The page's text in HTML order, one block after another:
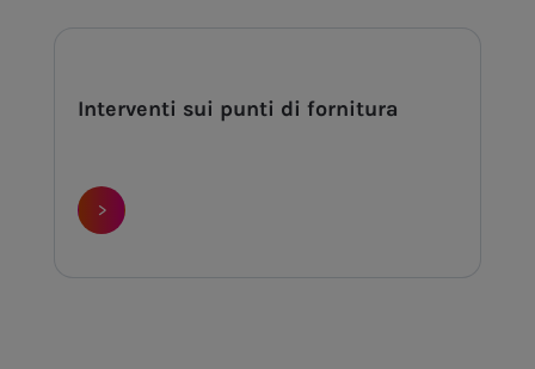
Interventi sui punti di fornitura
>